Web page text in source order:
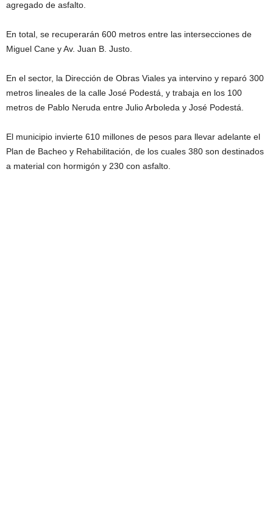
agregado de asfalto.
En total, se recuperarán 600 metros entre las intersecciones de
Miguel Cane y Av. Juan B. Justo.
En el sector, la Dirección de Obras Viales ya intervino y reparó 300
metros lineales de la calle José Podestá, y trabaja en los 100
metros de Pablo Neruda entre Julio Arboleda y José Podestá.
El municipio invierte 610 millones de pesos para llevar adelante el
Plan de Bacheo y Rehabilitación, de los cuales 380 son destinados
a material con hormigón y 230 con asfalto.